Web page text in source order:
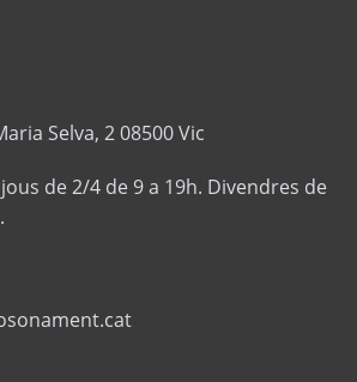
Selva, 2 08500 Vic
de 2/4 de 9 a 19h. Divendres de